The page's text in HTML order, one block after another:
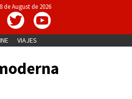
de August de 2026
VIAJES